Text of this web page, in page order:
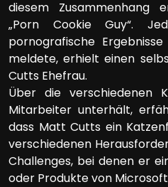
diesem Zusammenhang
„Porn Cookie Guy“.
pornografische
meldete, erhielt einen
Cutts Ehefrau.
Über die verschiedenen
Mitarbeiter unterhält,
dass Matt Cutts ein
verschiedenen
Challenges, bei denen er
oder Produkte von